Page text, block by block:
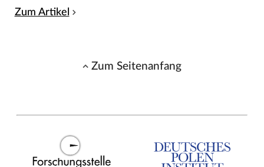
Zum Artikel
Zum Seitenanfang